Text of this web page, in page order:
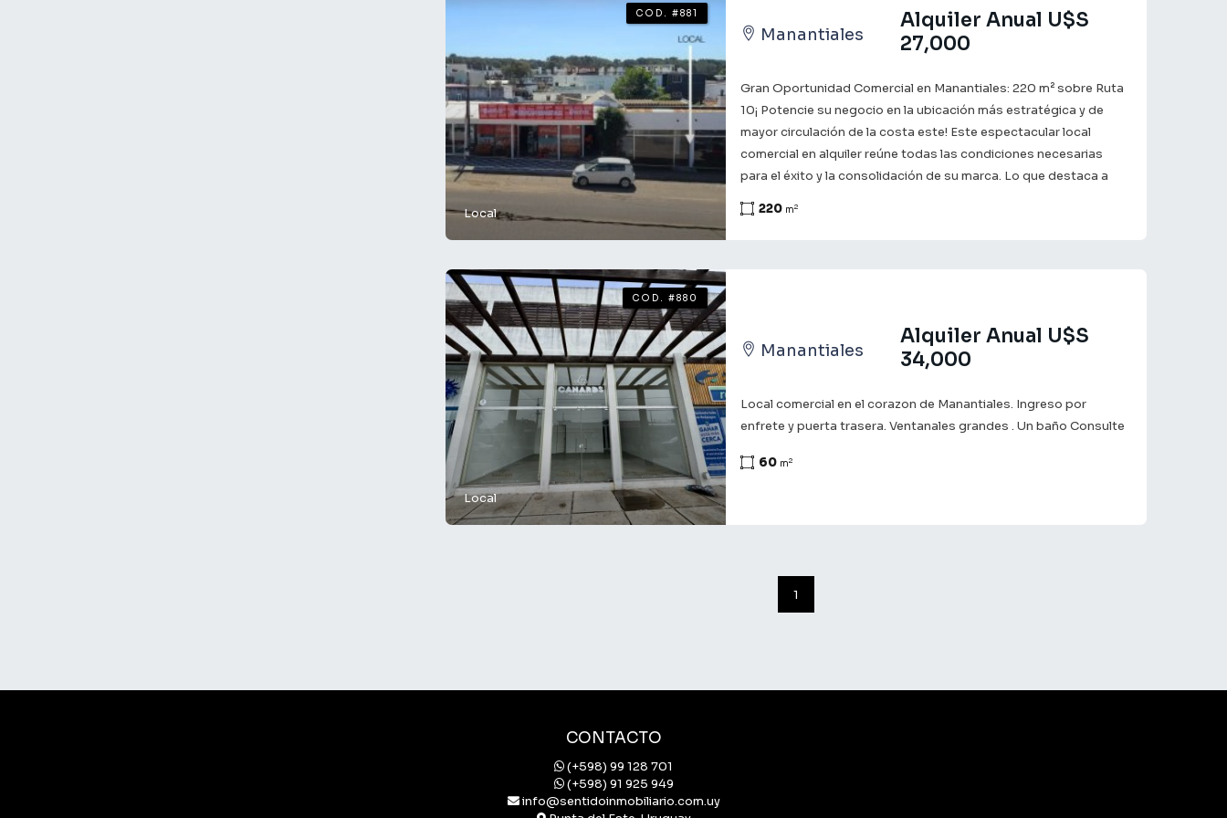
propuestas serias valorando el tipo de garantía y rubro. La
cercanía a la playa (cuadra y media), con una oferta
gastronómica y cultural variada -también a metros de distancia-,
atraer clientes entusiastas y diversos. ¡Su consulta es
bienvenida!
Local
COD. #881
Manantiales
Alquiler Anual U$S
27,000
Gran Oportunidad Comercial en Manantiales: 220 m² sobre Ruta
10¡ Potencie su negocio en la ubicación más estratégica y de
mayor circulación de la costa este! Este espectacular local
comercial en alquiler reúne todas las condiciones necesarias
para el éxito y la consolidación de su marca. Lo que destaca a
Ruta 10, garantizando máxima visibilidad y un flujo continuo de
Manantiales, conviviendo con propuestas gastronómicas de
primer nivel y tiendas de diseño consolidadas. Una propuesta de
alto valor para marcas que buscan exclusividad, presencia y
220 m2
Local
COD. #880
Manantiales
Alquiler Anual U$S
34,000
Local comercial en el corazon de Manantiales. Ingreso por
enfrete y puerta trasera. Ventanales grandes . Un baño Consulte
60 m2
1
CONTACTO
(+598) 99 128 701
(+598) 91 925 949
info@sentidoinmobiliario.com.uy